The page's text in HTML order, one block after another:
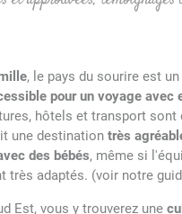
, le pays du sourire est un
pour un voyage avec
hôtels et transport sont
une destination très
des bébés, même si
très adaptés. (voir notre
Est, vous y trouverez une